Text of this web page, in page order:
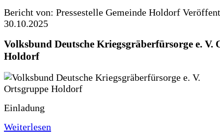
Bericht von: Pressestelle Gemeinde Holdorf
30.10.2025
Volksbund Deutsche Kriegsgräberfürsorge e. V.
Holdorf
Einladung
Weiterlesen